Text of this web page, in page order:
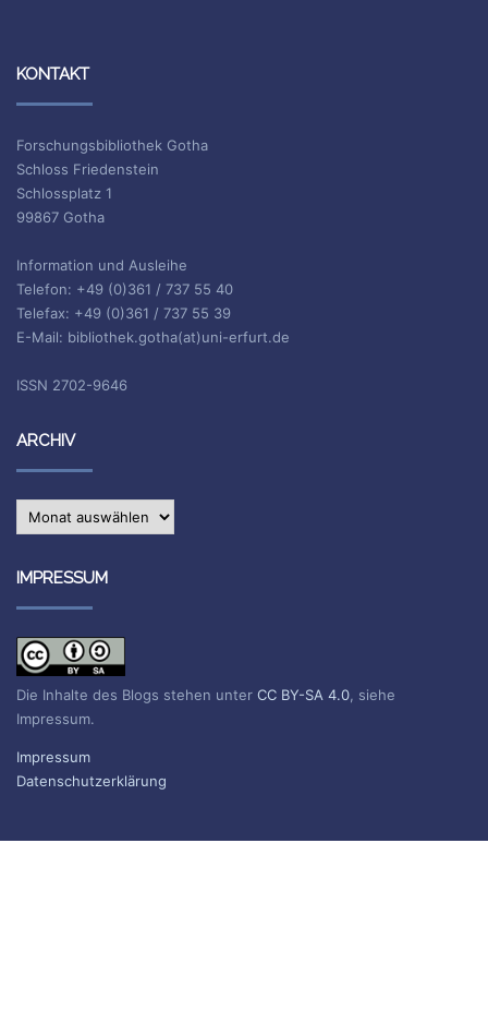
KONTAKT
Forschungsbibliothek Gotha
Schloss Friedenstein
Schlossplatz 1
99867 Gotha
Information und Ausleihe
Telefon: +49 (0)361 / 737 55 40
Telefax: +49 (0)361 / 737 55 39
E-Mail: bibliothek.gotha(at)uni-erfurt.de
ISSN 2702-9646
ARCHIV
Archiv
IMPRESSUM
Die Inhalte des Blogs stehen unter CC BY-SA 4.0 , siehe
Impressum.
Impressum
Datenschutzerklärung